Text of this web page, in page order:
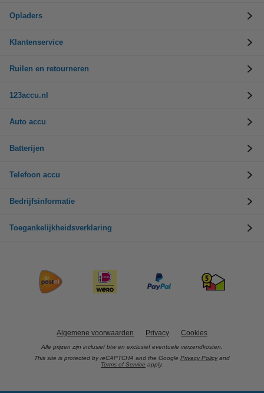
Opladers
Klantenservice
Ruilen en retourneren
123accu.nl
Auto accu
Batterijen
Telefoon accu
Bedrijfsinformatie
Toegankelijkheidsverklaring
Algemene voorwaarden Privacy Cookies
Alle prijzen zijn inclusief btw en exclusief eventuele verzendkosten.
This site is protected by reCAPTCHA and the Google Privacy Policy and
Terms of Service apply.